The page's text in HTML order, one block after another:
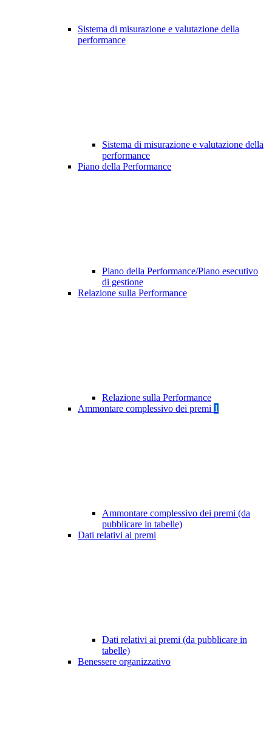
Sistema di misurazione e valutazione della
performance
Sistema di misurazione e valutazione della
performance
Piano della Performance
Piano della Performance/Piano esecutivo
di gestione
Relazione sulla Performance
Relazione sulla Performance
Ammontare complessivo dei premi 1
Ammontare complessivo dei premi (da
pubblicare in tabelle)
Dati relativi ai premi
Dati relativi ai premi (da pubblicare in
tabelle)
Benessere organizzativo